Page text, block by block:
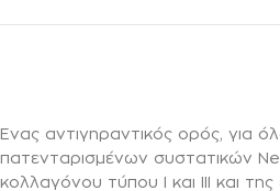
Ένας αντιγηραντικός ορός, για
πατενταρισμένων συστατικών
κολλαγόνου τύπου Ι και ΙΙΙ και της